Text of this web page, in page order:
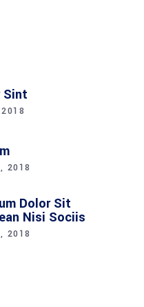
Sint
2018
Dolor Sit
Nisi Sociis
2018